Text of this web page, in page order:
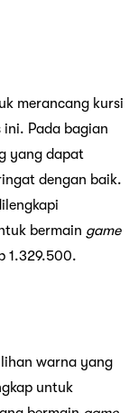
merancang kursi
ini. Pada bagian
yang dapat
dengan baik.
bermain game
1.329.500.
warna yang
untuk